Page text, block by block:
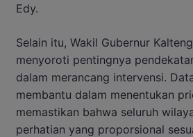
Edy.
Selain itu, Wakil Gubernur
menyoroti pentingnya
dalam merancang intervensi.
membantu dalam menentukan
memastikan bahwa seluruh
perhatian yang proporsional